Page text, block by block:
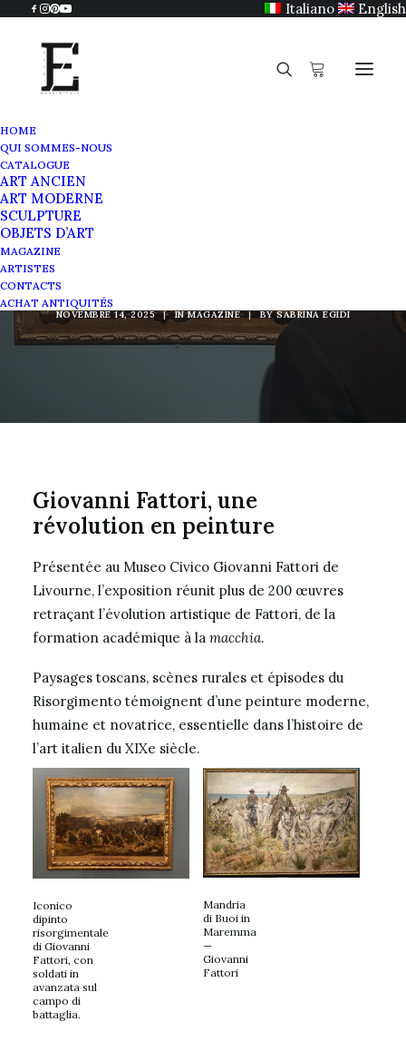
Italiano English
HOME
QUI SOMMES-NOUS
CATALOGUE
ART ANCIEN
ART MODERNE
SCULPTURE
OBJETS D’ART
MAGAZINE
ARTISTES
CONTACTS
ACHAT ANTIQUITÉS
. Giovanni Fattori. Une
révolution en peinture
NOVEMBRE 14, 2025 | INMAGAZINE | BYSABRINA EGIDI
Giovanni Fattori, une
révolution en peinture
Présentée au Museo Civico Giovanni Fattori de
Livourne, l’exposition réunit plus de 200 œuvres
retraçant l’évolution artistique de Fattori, de la
formation académique à la macchia.
Paysages toscans, scènes rurales et épisodes du
Risorgimento témoignent d’une peinture moderne,
humaine et novatrice, essentielle dans l’histoire de
l’art italien du XIXe siècle.
Iconico
dipinto
risorgimentale
di Giovanni
Fattori, con
soldati in
avanzata sul
campo di
battaglia.
Mandria
di Buoi in
Maremma
—
Giovanni
Fattori